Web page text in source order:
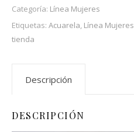
Categoría: Línea Mujeres
Etiquetas: Acuarela, Línea Mujeres
tienda
Descripción
DESCRIPCIÓN